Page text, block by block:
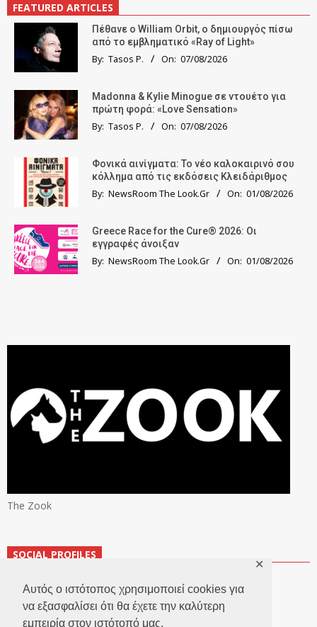
Αυτός ο ιστότοπος χρησιμοποιεί cookies για
να εξασφαλίσει ότι θα έχετε την καλύτερη
εμπειρία στον ιστότοπό μας.
✕
FEATURED ARTICLES
Πέθανε ο William Orbit, ο δημιουργός πίσω
από το εμβληματικό «Ray of Light»
By: Tasos P. On: 07/08/2026
Madonna & Kylie Minogue σε ντουέτο για
πρώτη φορά: «Love Sensation»
By: Tasos P. On: 07/08/2026
Φονικά αινίγματα: Το νέο καλοκαιρινό σου
κόλλημα από τις εκδόσεις Κλειδάριθμος
By: NewsRoom The Look.Gr On: 01/08/2026
Greece Race for the Cure® 2026: Οι
εγγραφές άνοιξαν
By: NewsRoom The Look.Gr On: 01/08/2026
The Zook
SOCIAL PROFILES